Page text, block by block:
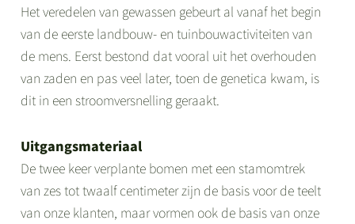
Het veredelen van gewassen gebeurt al vanaf het begin
van de eerste landbouw- en tuinbouwactiviteiten van
de mens. Eerst bestond dat vooral uit het overhouden
van zaden en pas veel later, toen de genetica kwam, is
dit in een stroomversnelling geraakt.
Uitgangsmateriaal
De twee keer verplante bomen met een stamomtrek
van zes tot twaalf centimeter zijn de basis voor de teelt
van onze klanten, maar vormen ook de basis van onze